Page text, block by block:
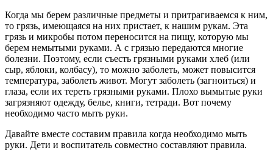
Когда мы берем различные предметы и притрагиваемся к ним,
то грязь, имеющаяся на них пристает, к нашим рукам. Эта
грязь и микробы потом переносится на пищу, которую мы
берем немытыми руками. А с грязью передаются многие
болезни. Поэтому, если съесть грязными руками хлеб (или
сыр, яблоки, колбасу), то можно заболеть, может повысится
температура, заболеть живот. Могут заболеть (загноиться) и
глаза, если их тереть грязными руками. Плохо вымытые руки
загрязняют одежду, белье, книги, тетради. Вот почему
необходимо часто мыть руки.
Давайте вместе составим правила когда необходимо мыть
руки. Дети и воспитатель совместно составляют правила.